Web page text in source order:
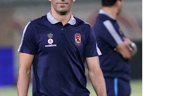
الدقهلية
سوهاج
أسيوط
شمال سيناء